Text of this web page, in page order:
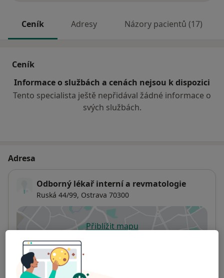
Ceník Adresy Názory pacientů (17)
Ceník
Informace o službách a cenách nejsou k dispozici
Tento specialista ještě nepřidával žádné informace o
svých službách.
Adresa
Odborný lékař interní a revmatologie
Ruská 44/99, Ostrava 70300
Přiblížit mapuse otevře v nové záložce
Dostupnost
Na této adrese online kalendář není aktivní
Co mám v takové situaci udělat?